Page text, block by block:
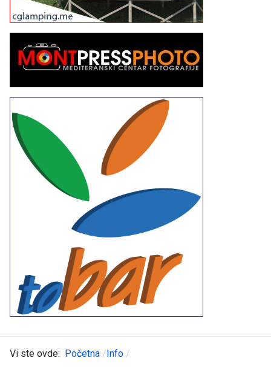
Vi ste ovde: Početna Info